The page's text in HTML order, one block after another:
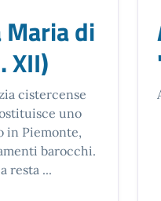
Maria di
XII)
cistercense
uno
in Piemonte,
barocchi.
resta ...